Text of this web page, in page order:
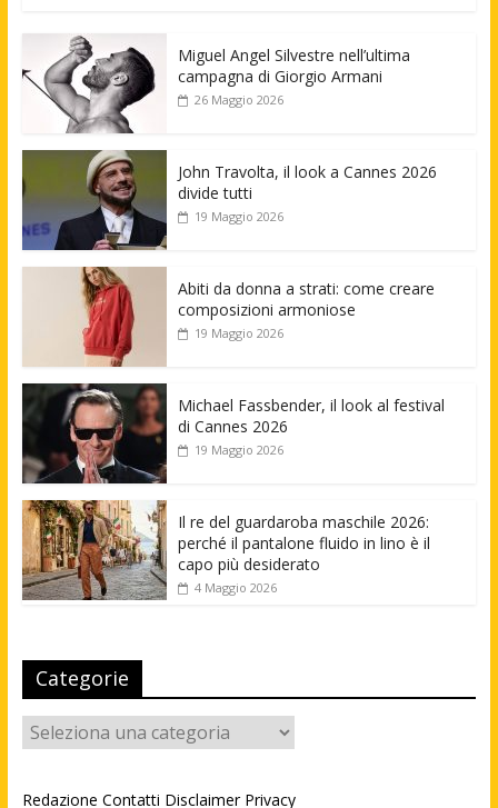
Miguel Angel Silvestre nell’ultima
campagna di Giorgio Armani
26 Maggio 2026
John Travolta, il look a Cannes 2026
divide tutti
19 Maggio 2026
Abiti da donna a strati: come creare
composizioni armoniose
19 Maggio 2026
Michael Fassbender, il look al festival
di Cannes 2026
19 Maggio 2026
Il re del guardaroba maschile 2026:
perché il pantalone fluido in lino è il
capo più desiderato
4 Maggio 2026
Categorie
Categorie
Redazione Contatti Disclaimer Privacy